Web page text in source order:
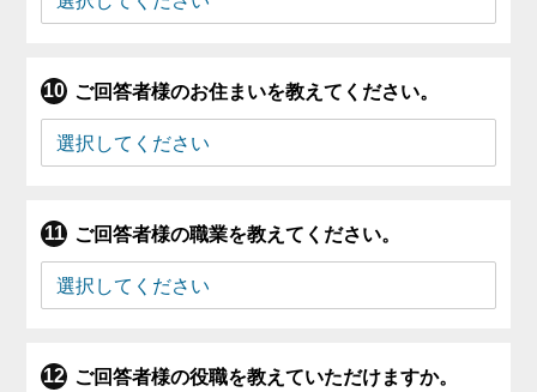
ご回答者様のお住まいを教えてください。
ご回答者様の職業を教えてください。
ご回答者様の役職を教えていただけますか。